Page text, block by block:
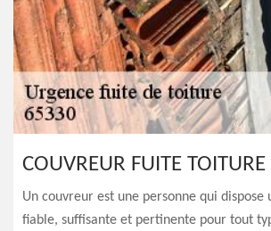
COUVREUR FUITE TOITURE
Un couvreur est une personne qui dispose
fiable, suffisante et pertinente pour tout